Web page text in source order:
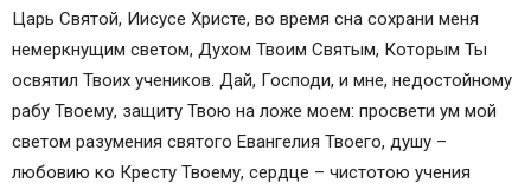
Царь Святой, Иисусе Христе, во время сна сохрани меня
немеркнущим светом, Духом Твоим Святым, Которым Ты
освятил Твоих учеников. Дай, Господи, и мне, недостойному
рабу Твоему, защиту Твою на ложе моем: просвети ум мой
светом разумения святого Евангелия Твоего, душу –
любовию ко Кресту Твоему, сердце – чистотою учения